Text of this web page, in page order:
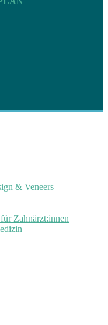
& Veneers
Zahnärzt:innen